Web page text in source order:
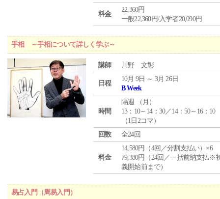
料金
22,360円
一般22,360円/入学者20,090円
手相 ～手相について詳しく学ぶ～
講師 川野 文彰
日程
10月 9日 ～ 3月 26日
B Week
時間
隔週 （ 月 ）
13：10～14：30／14：50～16：10
（1日2コマ）
回数
全24回
料金
14,580円（4回／分割支払い）×6
79,380円（24回／一括前納支払※
義開始前まで）
易占入門（周易入門）